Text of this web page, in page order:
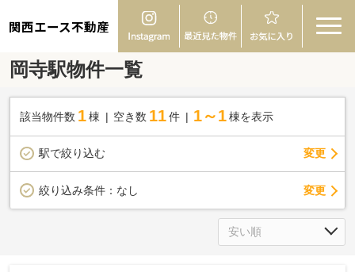
関西エース不動産
岡寺駅物件一覧
該当物件数 1棟 空き数 11 件 1～1 棟を表示
駅で絞り込む 変更
絞り込み条件： なし 変更